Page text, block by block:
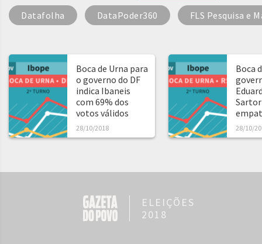
Datafolha DataPoder360 FLS Pesquisa e
Boca de Urna para
o governo do DF
indica Ibaneis
com 69% dos
votos válidos
28/10/2018
Boca
28/10/
ELEIÇÕES
2018